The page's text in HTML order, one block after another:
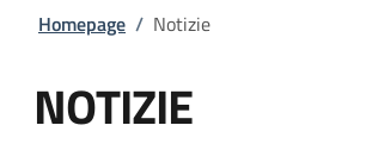
Homepage / Notizie
NOTIZIE